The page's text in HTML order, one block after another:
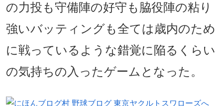
の力投も守備陣の好守も脇役陣の粘り
強いバッティングも全ては歳内のため
に戦っているような錯覚に陥るくらい
の気持ちの入ったゲームとなった。